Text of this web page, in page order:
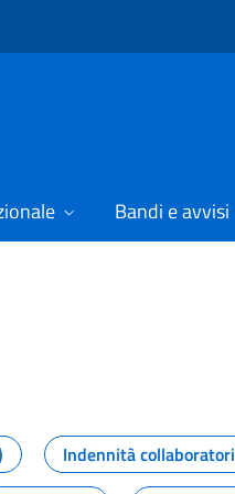
Bandi e avvisi
per lo
Indennità